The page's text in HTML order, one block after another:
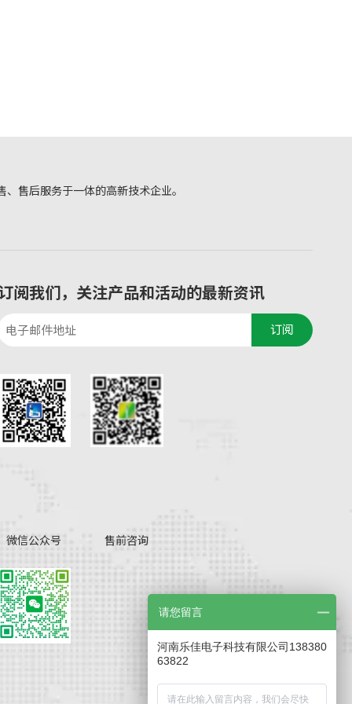
售后服务于一体的高新技术企业。
阅我们，关注产品和活动的最新资讯
订阅
微信公众号 售前咨询
请您留言
河南乐佳电子科技有限公司138380
63822